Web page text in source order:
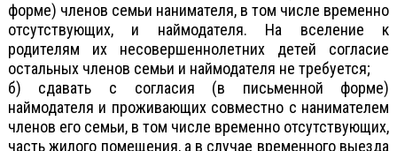
форме) членов семьи нанимателя, в том числе временно
отсутствующих, и наймодателя. На вселение к
родителям их несовершеннолетних детей согласие
остальных членов семьи и наймодателя не требуется;
б) сдавать с согласия (в письменной форме)
наймодателя и проживающих совместно с нанимателем
членов его семьи, в том числе временно отсутствующих,
часть жилого помещения, а в случае временного выезда